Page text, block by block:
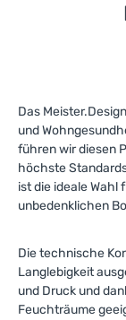
Das
und Wohnge
führen wir diesen
höchste
ist die ideale Wahl
unbedenklichen
Die technische
Langlebigkeit
und Druck und
Feuchträume